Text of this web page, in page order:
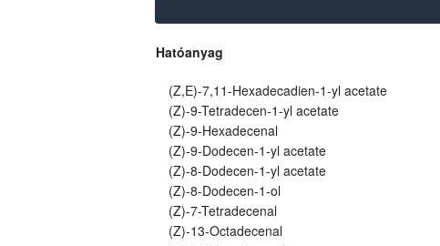
Hatóanyag
(Z,E)-7,11-Hexadecadien-1-yl acetate
(Z)-9-Tetradecen-1-yl acetate
(Z)-9-Hexadecenal
(Z)-9-Dodecen-1-yl acetate
(Z)-8-Dodecen-1-yl acetate
(Z)-8-Dodecen-1-ol
(Z)-7-Tetradecenal
(Z)-13-Octadecenal